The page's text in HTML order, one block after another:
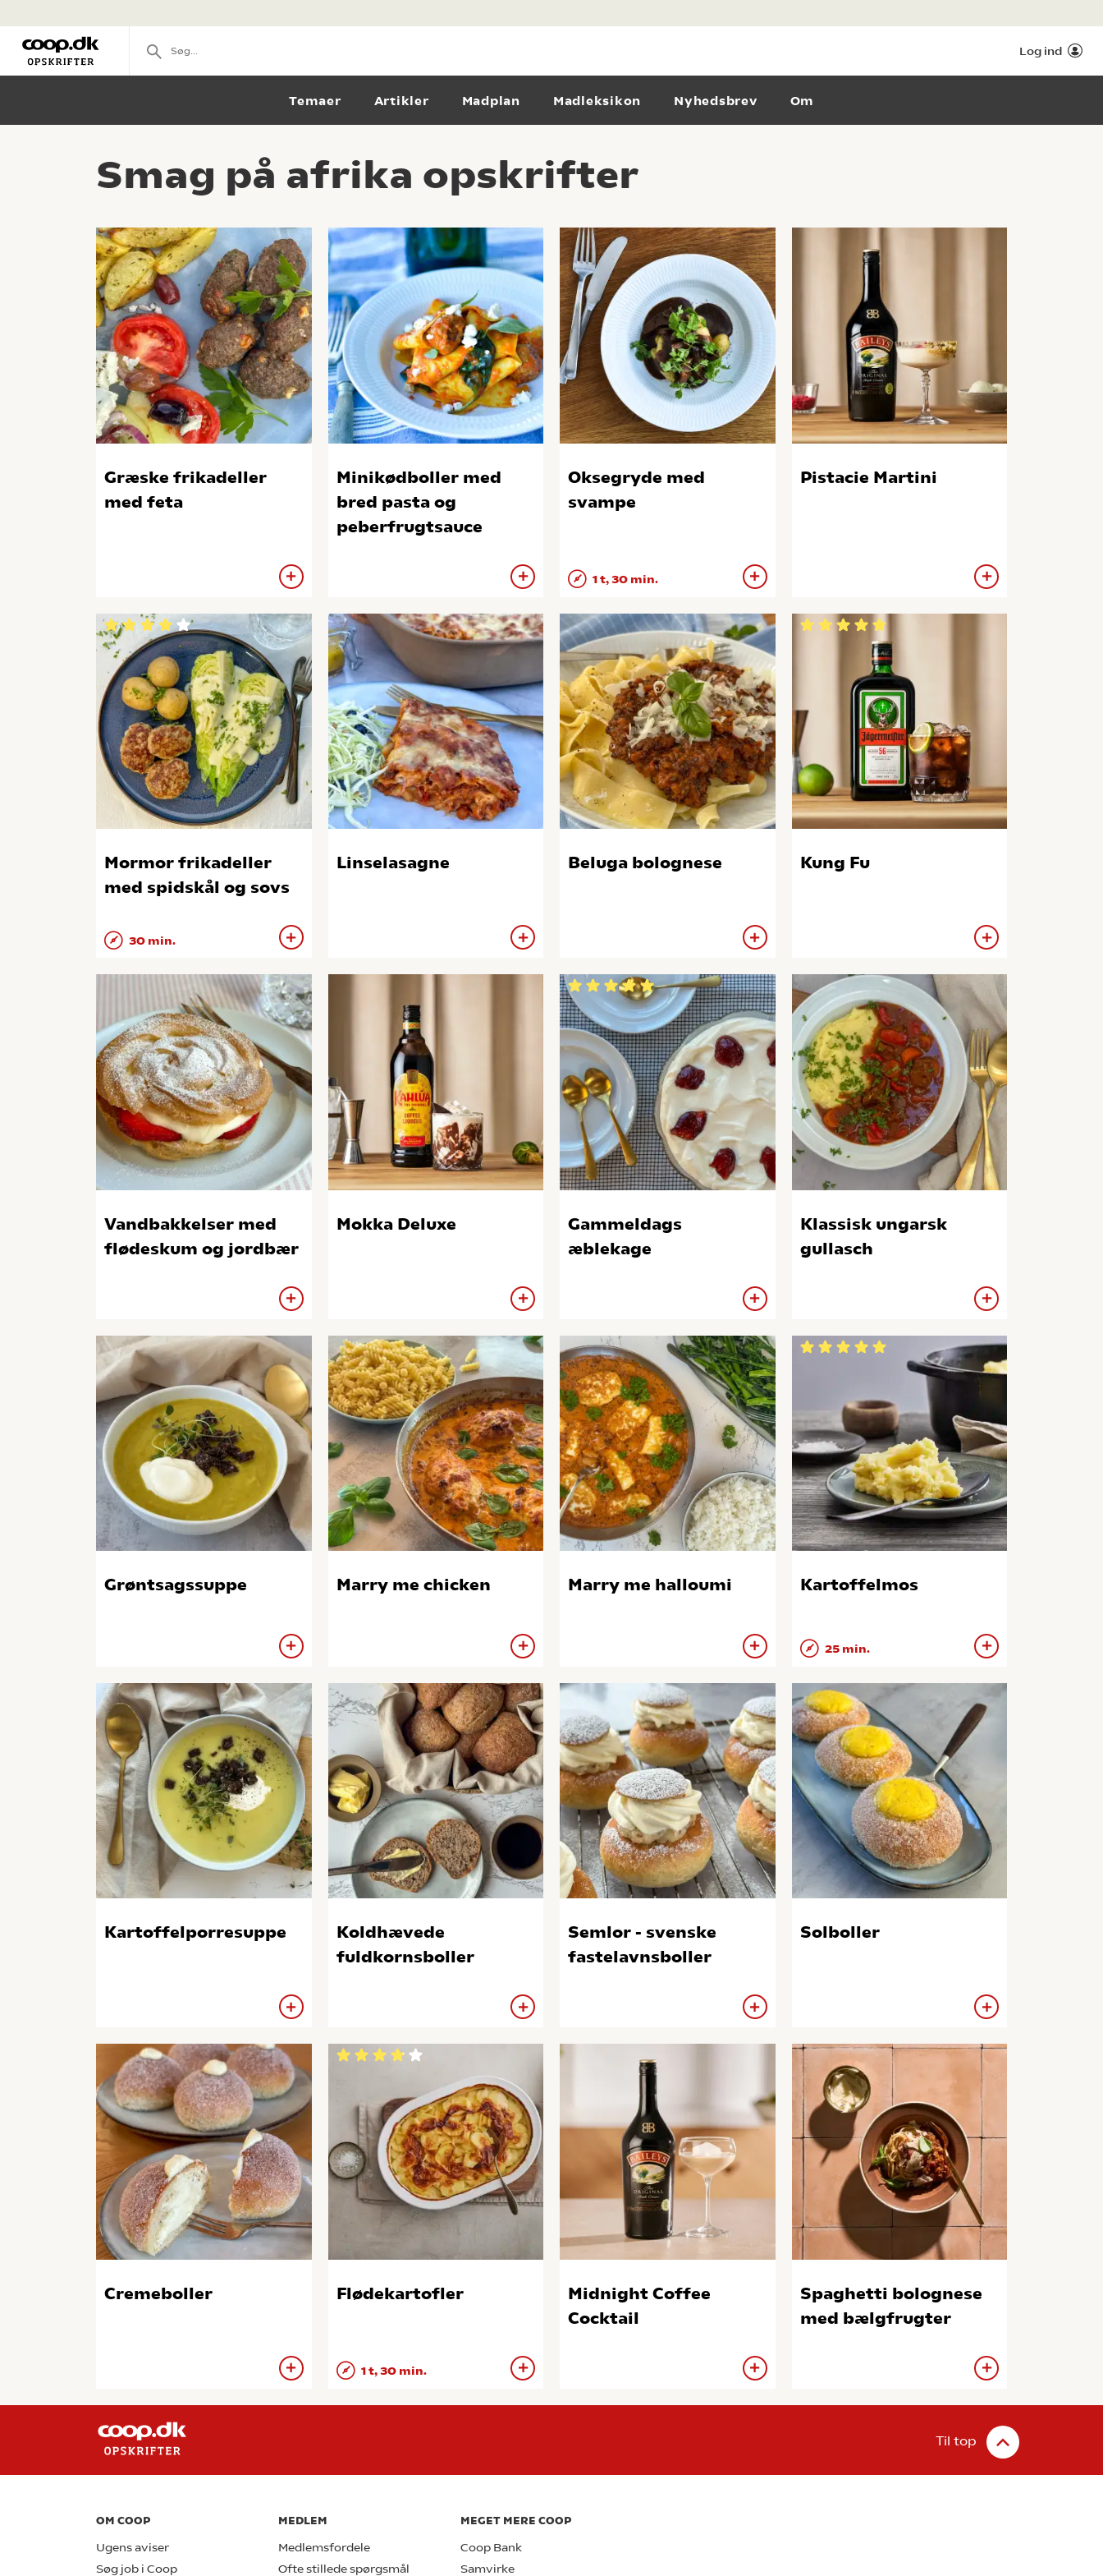
Log ind
Temaer Artikler Madplan Madleksikon Nyhedsbrev Om
Smag på afrika opskrifter
Græske frikadeller
med feta
Minikødboller med
bred pasta og
peberfrugtsauce
Oksegryde med
svampe
1 t, 30 min.
Pistacie Martini
Mormor frikadeller
med spidskål og sovs
30 min.
Linselasagne Beluga bolognese Kung Fu
Vandbakkelser med
flødeskum og jordbær
Mokka Deluxe
Gammeldags
æblekage
Klassisk ungarsk
gullasch
Grøntsagssuppe Marry me chicken Marry me halloumi Kartoffelmos
25 min.
Kartoffelporresuppe
Koldhævede
fuldkornsboller
Semlor - svenske
fastelavnsboller
Solboller
Cremeboller Flødekartofler
1 t, 30 min.
Midnight Coffee
Cocktail
Spaghetti bolognese
med bælgfrugter
Til top
OM COOP
Ugens aviser
Søg job i Coop
MEDLEM
Medlemsfordele
Ofte stillede spørgsmål
MEGET MERE COOP
Coop Bank
Samvirke